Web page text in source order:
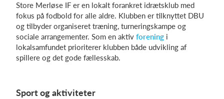
Webshop
Billetsystem
Hvad koster det?
Store Merløse IF er en lokalt forankret idrætsklub med
fokus på fodbold for alle aldre. Klubben er tilknyttet DBU
og tilbyder organiseret træning, turneringskampe og
sociale arrangementer. Som en aktiv forening i
lokalsamfundet prioriterer klubben både udvikling af
spillere og det gode fællesskab.
Sport og aktiviteter